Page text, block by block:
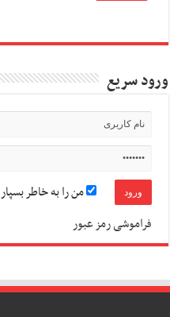
ورود سریع
من را به خاطر بسپار
فراموشی رمز عبور